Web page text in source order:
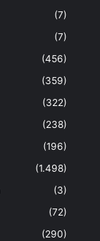
(7)
(7)
(456)
(359)
(322)
(238)
(196)
(1.498)
(3)
(72)
(290)